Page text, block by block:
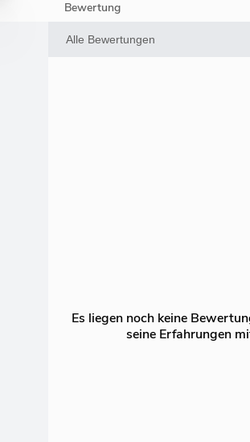
Bewertung
Es liegen noch keine
seine Erfahrungen